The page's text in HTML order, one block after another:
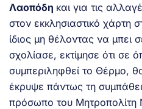
Λαοπόδη και για τις
στον εκκλησιαστικό χάρτη
ίδιος μη θέλοντας να μπει
σχολίασε, εκτίμησε ότι σε
συμπεριληφθεί το Θέρμο,
έκρυψε πάντως τη
πρόσωπο του Μητροπολίτη